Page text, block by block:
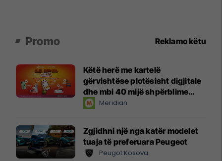
Promo Reklamo këtu
Këtë herë me kartelë
gërvishtëse plotësisht digjitale
dhe mbi 40 mijë shpërblime
instant!Meridian
Zgjidhni një nga katër modelet
tuaja të preferuara Peugeot
Peugot Kosova